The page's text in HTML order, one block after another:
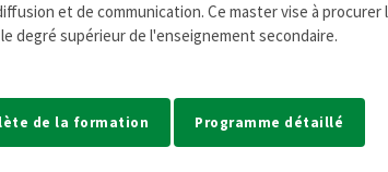
et de communication. Ce master vise à
degré supérieur de l'enseignement secondaire.
de la formation Programme détaillé